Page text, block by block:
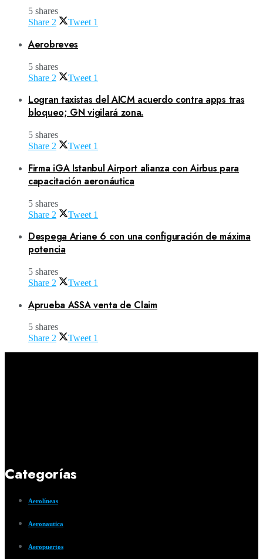
5 shares
Share 2 Tweet 1
Aerobreves
5 shares
Share 2 Tweet 1
Logran taxistas del AICM acuerdo contra apps tras
bloqueo; GN vigilará zona.
5 shares
Share 2 Tweet 1
Firma iGA Istanbul Airport alianza con Airbus para
capacitación aeronáutica
5 shares
Share 2 Tweet 1
Despega Ariane 6 con una configuración de máxima
potencia
5 shares
Share 2 Tweet 1
Aprueba ASSA venta de Claim
5 shares
Share 2 Tweet 1
Categorías
Aerolíneas
Aeronautica
Aeropuertos